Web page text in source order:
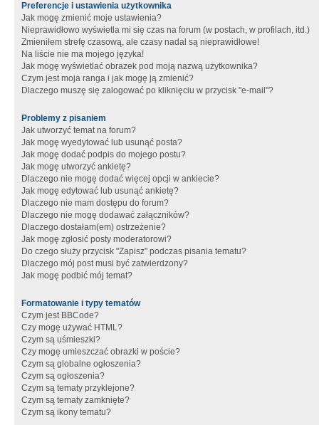
Preferencje i ustawienia użytkownika
Jak mogę zmienić moje ustawienia?
Nieprawidłowo wyświetla mi się czas na forum (w postach, w profilach, itd.)
Zmieniłem strefę czasową, ale czasy nadal są nieprawidłowe!
Na liście nie ma mojego języka!
Jak mogę wyświetlać obrazek pod moją nazwą użytkownika?
Czym jest moja ranga i jak mogę ją zmienić?
Dlaczego muszę się zalogować po kliknięciu w przycisk "e-mail"?
Problemy z pisaniem
Jak utworzyć temat na forum?
Jak mogę wyedytować lub usunąć posta?
Jak mogę dodać podpis do mojego postu?
Jak mogę utworzyć ankietę?
Dlaczego nie mogę dodać więcej opcji w ankiecie?
Jak mogę edytować lub usunąć ankietę?
Dlaczego nie mam dostępu do forum?
Dlaczego nie mogę dodawać załączników?
Dlaczego dostałam(em) ostrzeżenie?
Jak mogę zgłosić posty moderatorowi?
Do czego służy przycisk "Zapisz" podczas pisania tematu?
Dlaczego mój post musi być zatwierdzony?
Jak mogę podbić mój temat?
Formatowanie i typy tematów
Czym jest BBCode?
Czy mogę używać HTML?
Czym są uśmieszki?
Czy mogę umieszczać obrazki w poście?
Czym są globalne ogłoszenia?
Czym są ogłoszenia?
Czym są tematy przyklejone?
Czym są tematy zamknięte?
Czym są ikony tematu?